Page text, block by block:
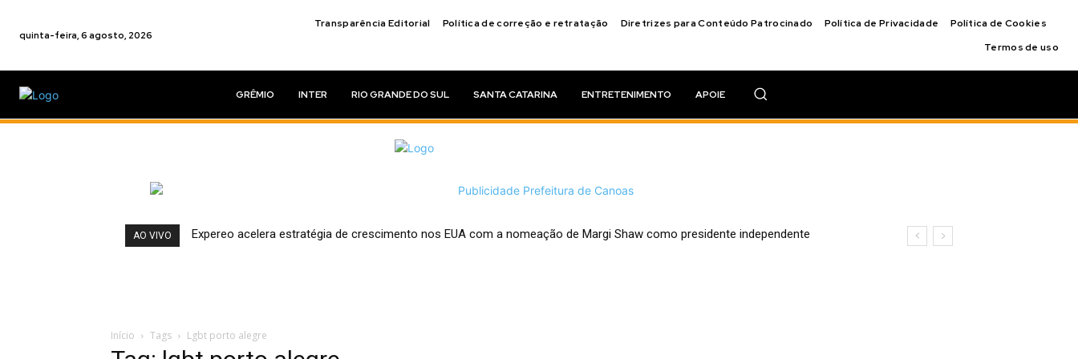
quinta-feira, 6 agosto, 2026
Transparência Editorial Política de correção e retratação Diretrizes para Conteúdo Patrocinado Política de Privacidade
Política de Cookies
Termos de uso
GRÊMIO INTER RIO GRANDE DO SUL SANTA CATARINA ENTRETENIMENTO APOIE
AO VIVO Expereo acelera estratégia de crescimento nos EUA com a nomeação de Margi Shaw como presidente independente
Início Tags Lgbt porto alegre